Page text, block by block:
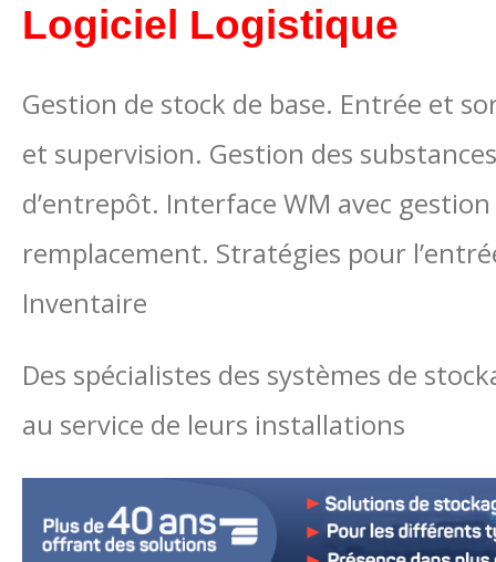
Logiciel Logistique
Gestion de stock de base. Entrée et
et supervision. Gestion des
d’entrepôt. Interface WM avec
remplacement. Stratégies pour
Inventaire
Des spécialistes des systèmes de
au service de leurs installations